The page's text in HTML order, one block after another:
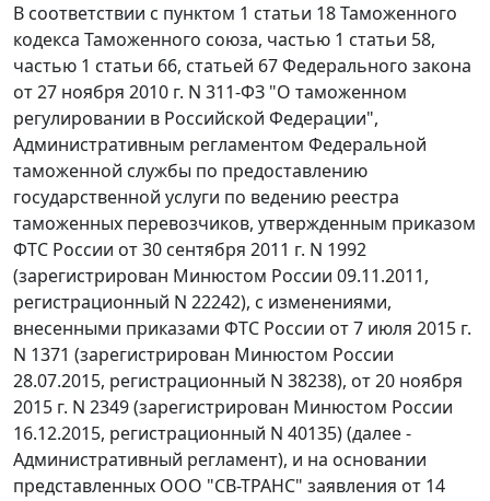
В соответствии с пунктом 1 статьи 18 Таможенного
кодекса Таможенного союза, частью 1 статьи 58,
частью 1 статьи 66, статьей 67 Федерального закона
от 27 ноября 2010 г. N 311-ФЗ "О таможенном
регулировании в Российской Федерации",
Административным регламентом Федеральной
таможенной службы по предоставлению
государственной услуги по ведению реестра
таможенных перевозчиков, утвержденным приказом
ФТС России от 30 сентября 2011 г. N 1992
(зарегистрирован Минюстом России 09.11.2011,
регистрационный N 22242), с изменениями,
внесенными приказами ФТС России от 7 июля 2015 г.
N 1371 (зарегистрирован Минюстом России
28.07.2015, регистрационный N 38238), от 20 ноября
2015 г. N 2349 (зарегистрирован Минюстом России
16.12.2015, регистрационный N 40135) (далее -
Административный регламент), и на основании
представленных ООО "СВ-ТРАНС" заявления от 14